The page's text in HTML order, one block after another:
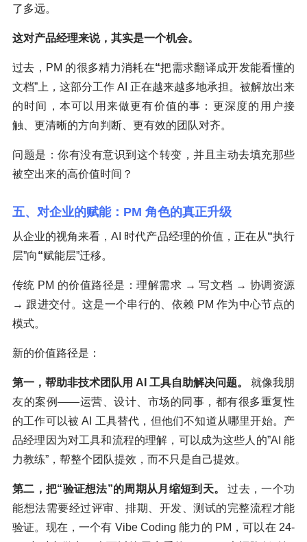
了多远。
这对产品经理来说，其实是一个机会。
过去，PM 的很多精力消耗在“把需求翻译成开发能看懂的
文档”上，这部分工作 AI 正在越来越多地承担。被解放出来
的时间，本可以用来做更有价值的事：更深度的用户接
触、更清晰的方向判断、更有效的团队对齐。
问题是：你有没有意识到这个转变，并且主动去填充那些
被空出来的高价值时间？
五、对企业的赋能：PM 角色的真正升级
从企业的视角来看，AI 时代产品经理的价值，正在从“执行
层”向“赋能层”迁移。
传统 PM 的价值路径是：理解需求 → 写文档 → 协调资源
→ 跟进交付。这是一个串行的、依赖 PM 作为中心节点的
模式。
新的价值路径是：
第一，帮助非技术团队用 AI 工具自助解决问题。
就像我朋
友的案例——运营、设计、市场的同事，都有很多重复性
的工作可以被 AI 工具替代，但他们不知道从哪里开始。产
品经理因为对工具和流程的理解，可以成为这些人的”AI 能
力教练”，帮整个团队提效，而不只是自己提效。
第二，把“验证想法”的周期从月缩短到天。
过去，一个功
能想法需要经过评审、排期、开发、测试的完整流程才能
验证。现在，一个有 Vibe Coding 能力的 PM，可以在 24-